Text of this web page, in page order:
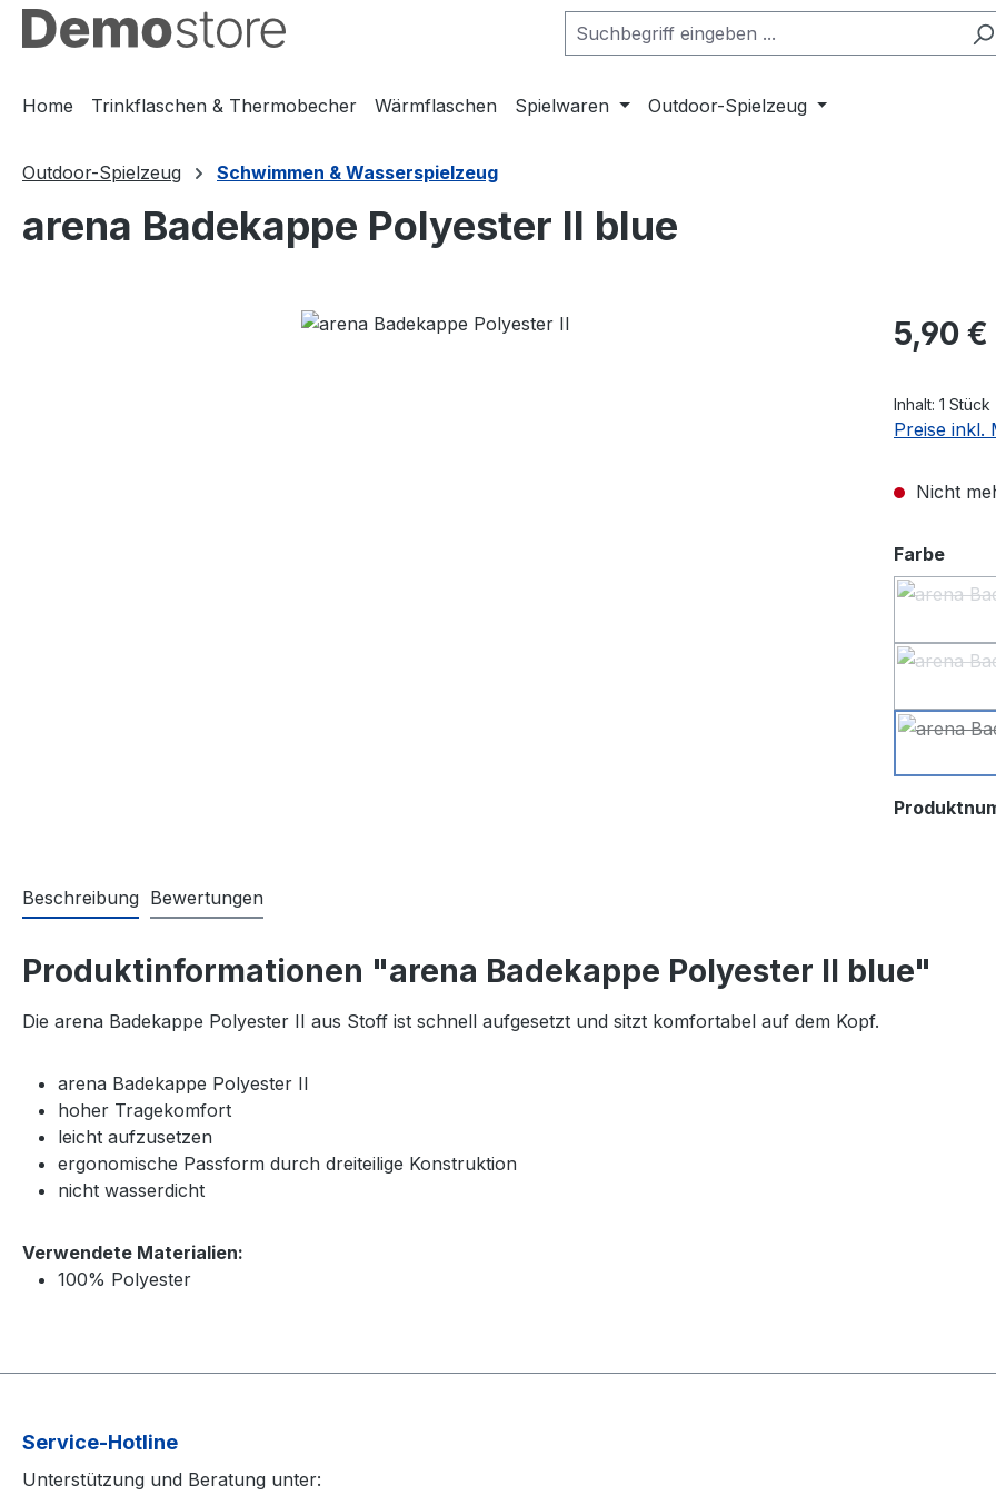
Hauptinhalt springen
Zur Suche springen
Zur Hauptnavigation springen
Home Trinkflaschen & Thermobecher Wärmflaschen Spielwaren Outdoor-Spielzeug
Outdoor-Spielzeug Schwimmen & Wasserspielzeug
arena Badekappe Polyester II blue
Regulärer
5,90 €
Inhalt: 1 Stück
Preise inkl.
Nicht
Farbe
Beschreibung Bewertungen
Produktinformationen "arena Badekappe Polyester II blue"
Die arena Badekappe Polyester II aus Stoff ist schnell aufgesetzt und sitzt komfortabel auf dem Kopf.
arena Badekappe Polyester II
hoher Tragekomfort
leicht aufzusetzen
ergonomische Passform durch dreiteilige Konstruktion
nicht wasserdicht
Verwendete Materialien:
100% Polyester
Service-Hotline
Unterstützung und Beratung unter: